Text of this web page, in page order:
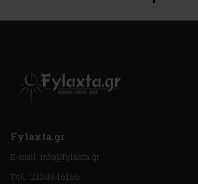
Fylaxta.gr
E-mail: info@fylaxta.gr
Τηλ.: 2104946166